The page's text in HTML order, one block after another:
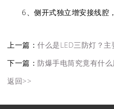
6、侧开式独立增安接线腔
上一篇： 什么是LED三防灯？主
下一篇： 防爆手电筒究竟有什么
返回>>